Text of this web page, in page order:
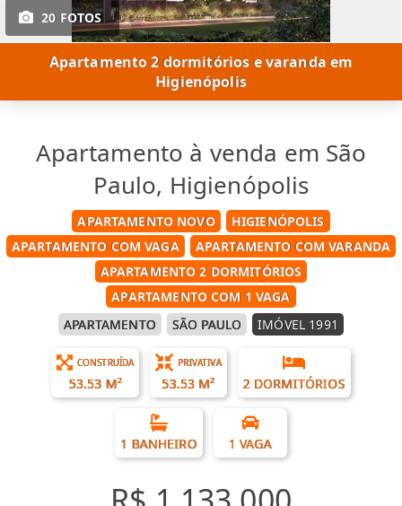
20 FOTOS
Apartamento 2 dormitórios e varanda em
Higienópolis
Apartamento à venda em São
Paulo, Higienópolis
APARTAMENTO NOVO
HIGIENÓPOLIS
APARTAMENTO COM VAGA
APARTAMENTO COM VARANDA
APARTAMENTO 2 DORMITÓRIOS
APARTAMENTO COM 1 VAGA
APARTAMENTO
SÃO PAULO IMÓVEL 1991
CONSTRUÍDA
53.53 M²
PRIVATIVA
53.53 M² 2 DORMITÓRIOS
1 BANHEIRO 1 VAGA